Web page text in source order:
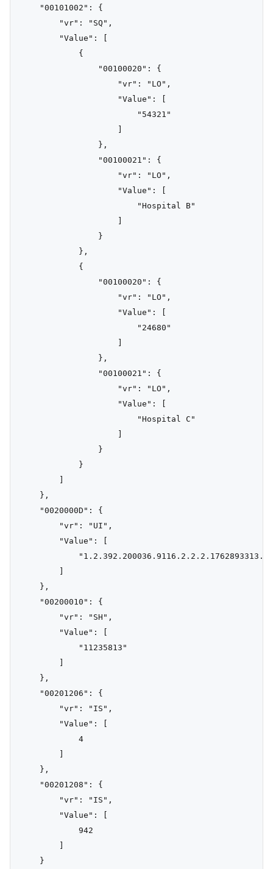
    "00101002": {
        "vr": "SQ",
        "Value": [
            {
                "00100020": {
                    "vr": "LO",
                    "Value": [
                        "54321"
                },
                "00100021": {
                    "vr": "LO",
                    "Value": [
                        "Hospital B"
                }
            },
            {
                "00100020": {
                    "vr": "LO",
                    "Value": [
                        "24680"
                },
                "00100021": {
                    "vr": "LO",
                    "Value": [
                        "Hospital C"
                }
            }
    },
    "0020000D": {
        "vr": "UI",
        "Value": [
    },
    "00200010": {
        "vr": "SH",
        "Value": [
            "11235813"
    },
    "00201206": {
        "vr": "IS",
        "Value": [
            4
    },
    "00201208": {
        "vr": "IS",
        "Value": [
            942
    }